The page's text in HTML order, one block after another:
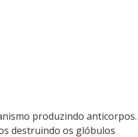
produzindo anticorpos.
destruindo os glóbulos